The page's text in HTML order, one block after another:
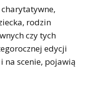
rodzin
czy tych
edycji
na scenie, pojawią